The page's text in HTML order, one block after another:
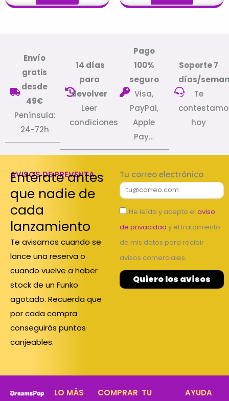
Envío
gratis
desde
49€
Península:
24-72h
14 días
para
devolver
Leer
condiciones
Pago
100%
seguro
Visa,
PayPal,
Apple
Pay…
Soporte 7
días/
Te
hoy
AVISOS DE PREVENTA
Entérate antes
que nadie de
cada
lanzamiento
Te avisamos cuando se
lance una reserva o
cuando vuelve a haber
stock de un Funko
agotado. Recuerda que
por cada compra
conseguirás puntos
canjeables.
Tu correo electrónico
He leído y acepto el aviso
de privacidad y el tratamiento
de mis datos para recibir
avisos comerciales.
Quiero los avisos
LO MÁS
COMPRAR TU
AYUDA